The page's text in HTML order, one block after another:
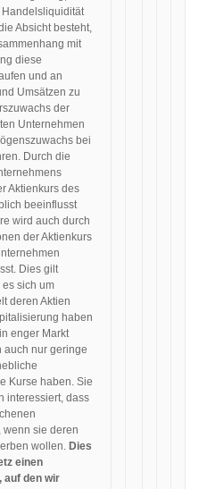
Absicht besteht,
mit
diese
und an
Umsätzen zu
der
Unternehmen
bei
Durch die
Aktienkurs des
beeinflusst
wird auch durch
der Aktienkurs
Dies gilt
sich um
deren Aktien
haben
enger Markt
auch nur geringe
Kurse haben. Sie
interessiert, dass
wenn sie deren
wollen. Dies
einen
auf den wir